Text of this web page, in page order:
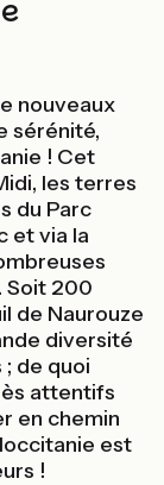
nouveaux
sérénité,
! Cet
les terres
du Parc
et via la
Soit 200
de Naurouze
diversité
de quoi
attentifs
en chemin
est
!